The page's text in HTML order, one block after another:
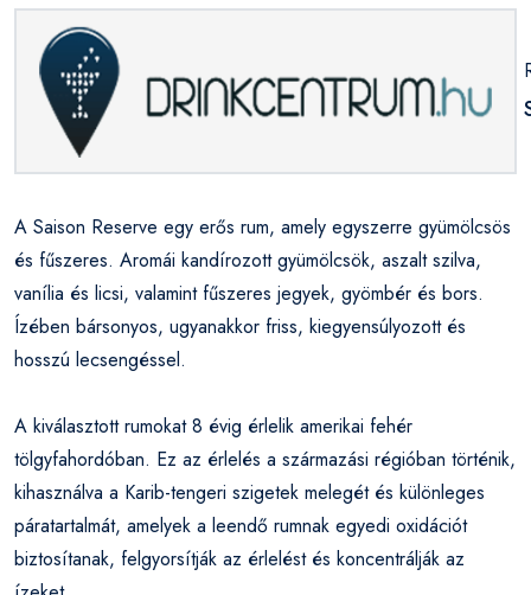
A Saison Reserve egy erős rum, amely egyszerre gyümölcsös
és fűszeres. Aromái kandírozott gyümölcsök, aszalt szilva,
vanília és licsi, valamint fűszeres jegyek, gyömbér és bors.
Ízében bársonyos, ugyanakkor friss, kiegyensúlyozott és
hosszú lecsengéssel.
A kiválasztott rumokat 8 évig érlelik amerikai fehér
tölgyfahordóban. Ez az érlelés a származási régióban történik,
kihasználva a Karib-tengeri szigetek melegét és különleges
páratartalmát, amelyek a leendő rumnak egyedi oxidációt
biztosítanak, felgyorsítják az érlelést és koncentrálják az